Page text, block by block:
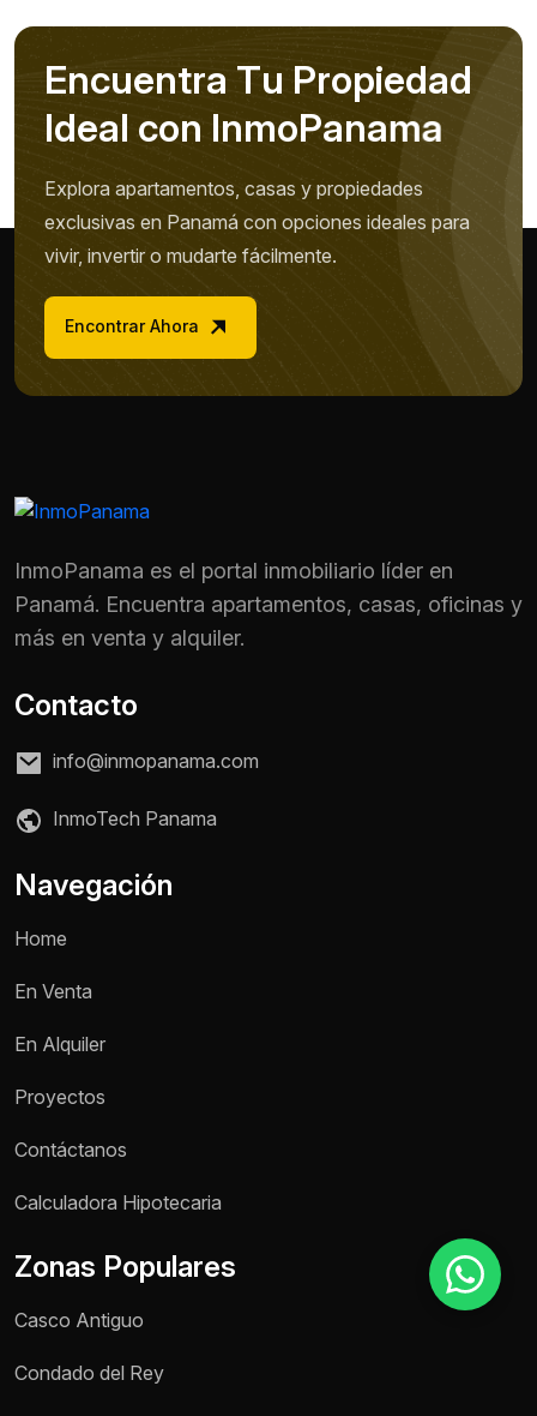
Teléfono / WhatsApp *
Encuentra Tu Propiedad
Ideal con InmoPanama
Explora apartamentos, casas y propiedades
exclusivas en Panamá con opciones ideales para
vivir, invertir o mudarte fácilmente.
Encontrar Ahora
InmoPanama es el portal inmobiliario líder en
Panamá. Encuentra apartamentos, casas, oficinas y
más en venta y alquiler.
Contacto
info@inmopanama.com
InmoTech Panama
Navegación
Home
En Venta
En Alquiler
Proyectos
Contáctanos
Calculadora Hipotecaria
Zonas Populares
Casco Antiguo
Condado del Rey